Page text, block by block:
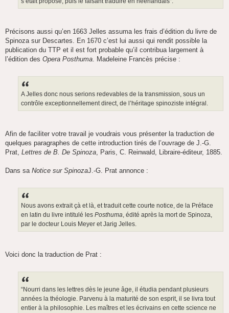
Précisons aussi qu’en 1663 Jelles assuma les frais d’édition du livre de
Spinoza sur Descartes. En 1670 c’est lui aussi qui rendit possible la
publication du TTP et il est fort probable qu’il contribua largement à
l’édition des Opera Posthuma . Madeleine Francès précise :
A Jelles donc nous serions redevables de la transmission, sous un
contrôle exceptionnellement direct, de l’héritage spinoziste intégral.
Afin de faciliter votre travail je voudrais vous présenter la traduction de
quelques paragraphes de cette introduction tirés de l’ouvrage de J.-G.
Prat, Lettres de B. De Spinoza, Paris, C. Reinwald, Libraire-éditeur, 1885.
Dans sa Notice sur SpinozaJ.-G. Prat annonce :
Nous avons extrait çà et là, et traduit cette courte notice, de la Préface
en latin du livre intitulé les Posthuma, édité après la mort de Spinoza,
par le docteur Louis Meyer et Jarig Jelles.
Voici donc la traduction de Prat :
“Nourri dans les lettres dès le jeune âge, il étudia pendant plusieurs
années la théologie. Parvenu à la maturité de son esprit, il se livra tout
entier à la philosophie. Les maîtres et les écrivains en cette science ne